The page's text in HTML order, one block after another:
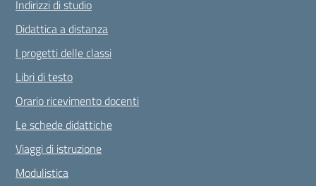
Indirizzi di studio
Didattica a distanza
I progetti delle classi
Libri di testo
Orario ricevimento docenti
Le schede didattiche
Viaggi di istruzione
Modulistica